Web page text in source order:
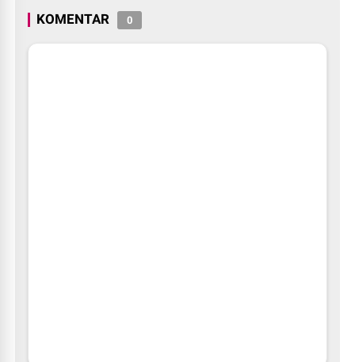
KOMENTAR 0